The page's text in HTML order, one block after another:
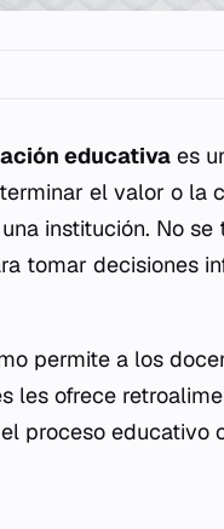
educativa es
el valor o la
institución. No
tomar decisiones
permite a los
les ofrece
proceso educativo